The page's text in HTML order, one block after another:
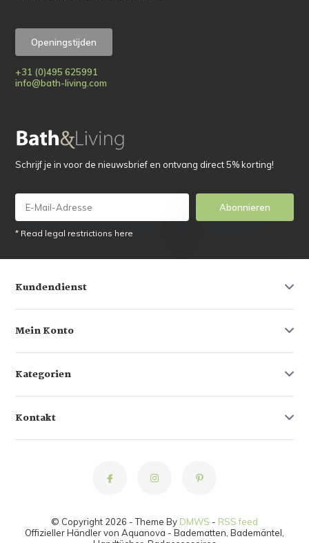
Openingstijden
+31 (0)495 625991
info@bath-living.com
Schrijf je in voor de nieuwsbrief en ontvang direct 5% korting!
Abonnieren
* Read legal restrictions here
Kundendienst
Mein Konto
Kategorien
Kontakt
© Copyright 2026 - Theme By DMWS - RSS feed
Offizieller Händler von Aquanova - Badematten, Bademäntel,